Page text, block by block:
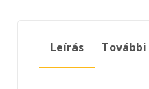
Leírás